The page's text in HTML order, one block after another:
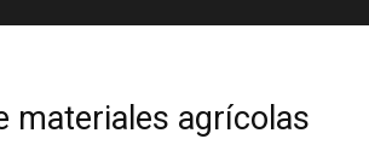
materiales agrícolas